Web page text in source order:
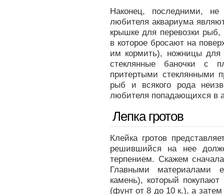
Наконец, последними,
любителя аквариума
крышке для перевозки рыб,
в которое бросают на
им кормить), ножницы для
стеклянные баночки с
притертыми стеклянными
рыб и всякого рода
любителя попадающихся в
Лепка гротов
Клейка гротов
решившийся на нее
терпением. Скажем
Главными материалами
камень), который
(фунт от 8 до 10 к.), а